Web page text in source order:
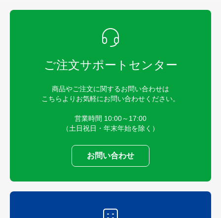
ご注文サポートセンター
商品やご注文に関するお問い合わせは
こちらよりお気軽にお問い合わせください。
営業時間 10:00～17:00
（土日祝日・年末年始を除く）
お問い合わせ